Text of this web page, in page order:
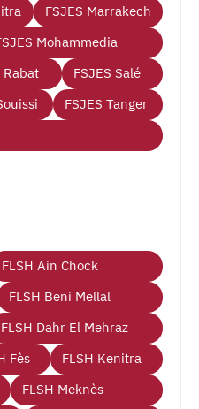
FSJES Marrakech
Mohammedia
Rabat
FSJES Salé
FSJES Tanger
FLSH Ain Chock
FLSH Beni Mellal
FLSH Dahr El Mehraz
Fès
FLSH Kenitra
FLSH Meknès